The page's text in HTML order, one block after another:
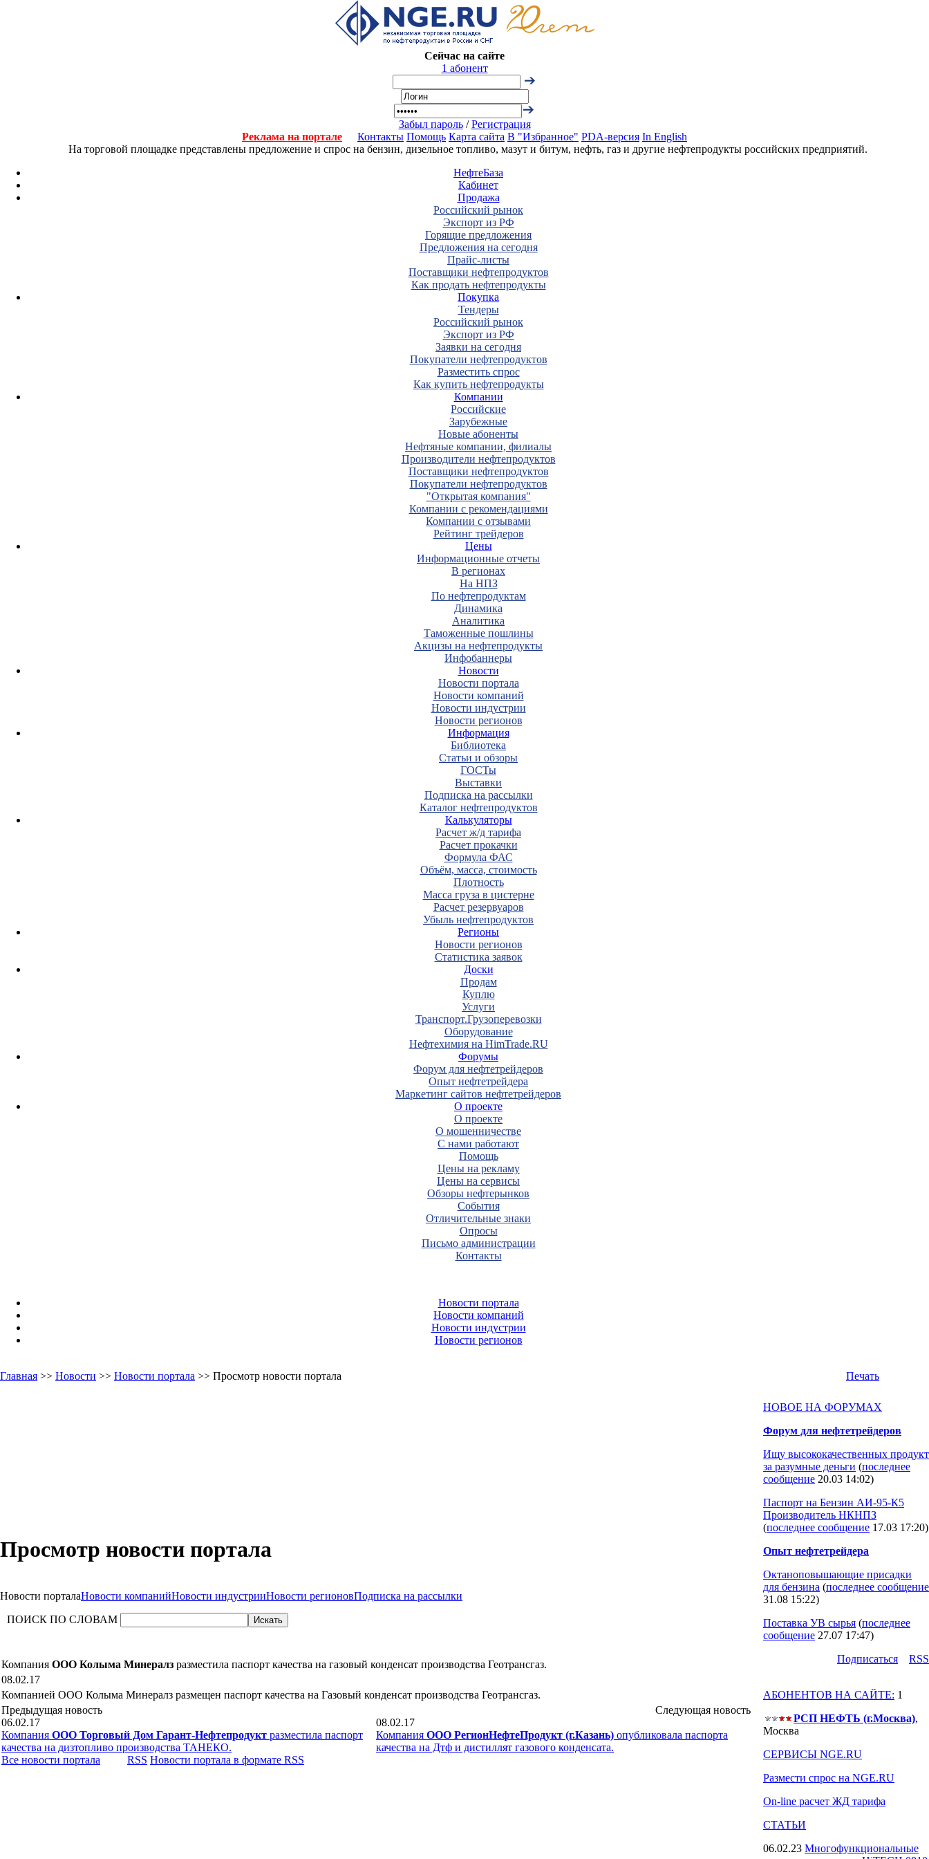
Сейчас на сайте
1 абонент
Забыл пароль/Регистрация
Реклама на портале
Контакты Помощь Карта сайта В "Избранное" PDA-версия In English
На торговой площадке представлены предложение и спрос на бензин, дизельное топливо, мазут и битум, нефть, газ и другие нефтепродукты российских предприятий.
НефтеБаза
Кабинет
Продажа
Российский рынок
Экспорт из РФ
Горящие предложения
Предложения на сегодня
Прайс-листы
Поставщики нефтепродуктов
Как продать нефтепродукты
Покупка
Тендеры
Российский рынок
Экспорт из РФ
Заявки на сегодня
Покупатели нефтепродуктов
Разместить спрос
Как купить нефтепродукты
Компании
Российские
Зарубежные
Новые абоненты
Нефтяные компании, филиалы
Производители нефтепродуктов
Поставщики нефтепродуктов
Покупатели нефтепродуктов
"Открытая компания"
Компании с рекомендациями
Компании с отзывами
Рейтинг трейдеров
Цены
Информационные отчеты
В регионах
На НПЗ
По нефтепродуктам
Динамика
Аналитика
Таможенные пошлины
Акцизы на нефтепродукты
Инфобаннеры
Новости
Новости портала
Новости компаний
Новости индустрии
Новости регионов
Информация
Библиотека
Статьи и обзоры
ГОСТы
Выставки
Подписка на рассылки
Каталог нефтепродуктов
Калькуляторы
Расчет ж/д тарифа
Расчет прокачки
Формула ФАС
Объём, масса, стоимость
Плотность
Масса груза в цистерне
Расчет резервуаров
Убыль нефтепродуктов
Регионы
Новости регионов
Статистика заявок
Доски
Продам
Куплю
Услуги
Транспорт.Грузоперевозки
Оборудование
Нефтехимия на HimTrade.RU
Форумы
Форум для нефтетрейдеров
Опыт нефтетрейдера
Маркетинг сайтов нефтетрейдеров
О проекте
О проекте
О мошенничестве
С нами работают
Помощь
Цены на рекламу
Цены на сервисы
Обзоры нефтерынков
События
Отличительные знаки
Опросы
Письмо администрации
Контакты
Новости портала
Новости компаний
Новости индустрии
Новости регионов
Главная >> Новости >> Новости портала >> Просмотр новости портала Печать
Просмотр новости портала
Новости порталаНовости компанийНовости индустрииНовости регионовПодписка на рассылки
ПОИСК ПО СЛОВАМ
Компания ООО Колыма Минералз разместила паспорт качества на газовый конденсат производства Геотрансгаз.
08.02.17
Компанией ООО Колыма Минералз размещен паспорт качества на Газовый конденсат производства Геотрансгаз.
Предыдущая новость
06.02.17
Компания ООО Торговый Дом Гарант-Нефтепродукт разместила паспорт
качества на дизтопливо производства ТАНЕКО.
Следующая новость
08.02.17
Компания ООО РегионНефтеПродукт (г.Казань) опубликовала паспорта
качества на Дтф и дистиллят газового конденсата.
Все новости портала
RSS Новости портала в формате RSS
НОВОЕ НА ФОРУМАХ
Форум для нефтетрейдеров
Ищу высококачественных продукт
за разумные деньги (последнее
сообщение 20.03 14:02)
Паспорт на Бензин АИ-95-К5
Производитель НКНПЗ
(последнее сообщение 17.03 17:20)
Опыт нефтетрейдера
Октаноповышающие присадки
для бензина (последнее сообщение
31.08 15:22)
Поставка УВ сырья (последнее
сообщение 27.07 17:47)
Подпиcаться
RSS
АБОНЕНТОВ НА САЙТЕ: 1
РСП НЕФТЬ (г.Москва),
Москва
СЕРВИСЫ NGE.RU
Размести спрос на NGE.RU
On-line расчет ЖД тарифа
СТАТЬИ
06.02.23 Многофункциональные